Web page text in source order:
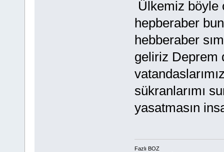
Ülkemiz böyle
hepberaber
hebberaber
geliriz Deprem
sükranlarımı
yasatmasın
Fazlı BOZ